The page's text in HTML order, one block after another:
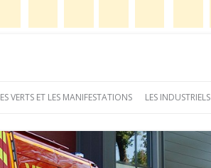
au
VERTS ET LES MANIFESTATIONS LES INDUSTRIELS